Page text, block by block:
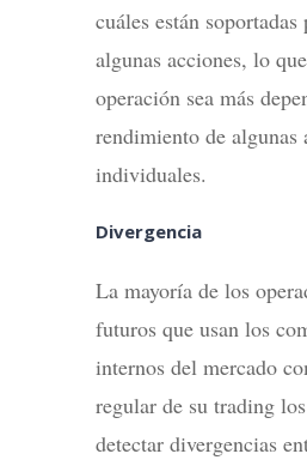
cuáles están
algunas acciones, lo
operación sea más
rendimiento de algunas
individuales.
Divergencia
La mayoría de los
futuros que usan los
internos del mercado
regular de su trading
detectar divergencias